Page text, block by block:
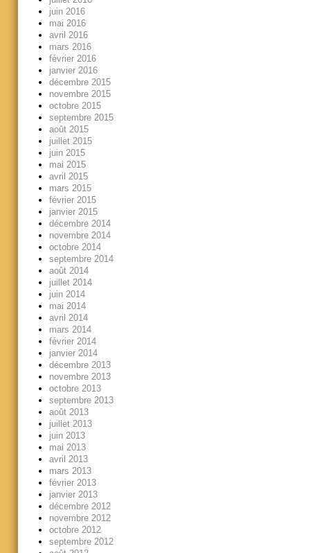
juin 2016
mai 2016
avril 2016
mars 2016
février 2016
janvier 2016
décembre 2015
novembre 2015
octobre 2015
septembre 2015
août 2015
juillet 2015
juin 2015
mai 2015
avril 2015
mars 2015
février 2015
janvier 2015
décembre 2014
novembre 2014
octobre 2014
septembre 2014
août 2014
juillet 2014
juin 2014
mai 2014
avril 2014
mars 2014
février 2014
janvier 2014
décembre 2013
novembre 2013
octobre 2013
septembre 2013
août 2013
juillet 2013
juin 2013
mai 2013
avril 2013
mars 2013
février 2013
janvier 2013
décembre 2012
novembre 2012
octobre 2012
septembre 2012